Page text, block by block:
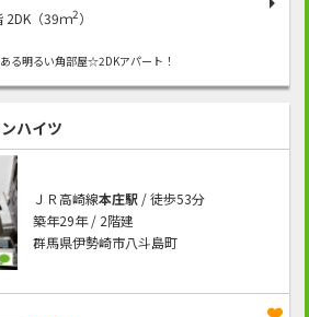
2DK（39ｍ2）
る明るい角部屋☆2DKアパート！
ハイツ
ＪＲ高崎線本庄駅/ 徒歩53分
築年29年 / 2階建
群馬県伊勢崎市八斗島町